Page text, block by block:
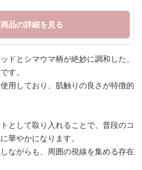
商品の詳細を見る
ドとシマウマ柄が絶妙に調和した、
す。
用しており、肌触りの良さが特徴的
として取り入れることで、普段のコ
華やかになります。
ながらも、周囲の視線を集める存在